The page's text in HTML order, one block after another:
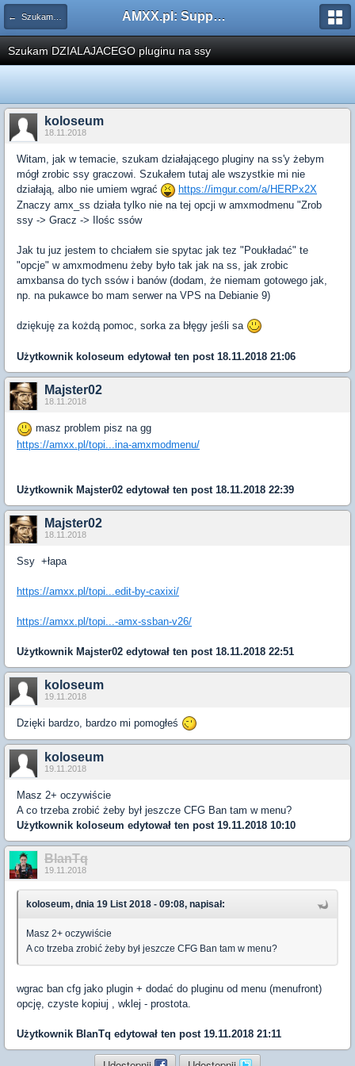
← Szukam pluginu AMXX.pl: Support AMX Mod X i SourceMod
Szukam DZIALAJACEGO pluginu na ssy
koloseum
18.11.2018
Witam, jak w temacie, szukam działającego pluginy na ss'y żebym
mógł zrobic ssy graczowi. Szukałem tutaj ale wszystkie mi nie
działają, albo nie umiem wgrać
https://imgur.com/a/HERPx2X
Znaczy amx_ss działa tylko nie na tej opcji w amxmodmenu "Zrob
ssy -> Gracz -> Ilośc ssów
Jak tu juz jestem to chciałem sie spytac jak tez "Poukładać" te
"opcje" w amxmodmenu żeby było tak jak na ss, jak zrobic
amxbansa do tych ssów i banów (dodam, że niemam gotowego jak,
np. na pukawce bo mam serwer na VPS na Debianie 9)
dziękuję za kożdą pomoc, sorka za błęgy jeśli sa
Użytkownik koloseum edytował ten post 18.11.2018 21:06
Majster02
18.11.2018
masz problem pisz na gg
https://amxx.pl/topi...ina-amxmodmenu/
Użytkownik Majster02 edytował ten post 18.11.2018 22:39
Majster02
18.11.2018
Ssy +łapa
https://amxx.pl/topi...edit-by-caxixi/
https://amxx.pl/topi...-amx-ssban-v26/
Użytkownik Majster02 edytował ten post 18.11.2018 22:51
koloseum
19.11.2018
Dzięki bardzo, bardzo mi pomogłeś
koloseum
19.11.2018
Masz 2+ oczywiście
A co trzeba zrobić żeby był jeszcze CFG Ban tam w menu?
Użytkownik koloseum edytował ten post 19.11.2018 10:10
BlanTq
19.11.2018
koloseum, dnia 19 List 2018 - 09:08, napisał:
Masz 2+ oczywiście
A co trzeba zrobić żeby był jeszcze CFG Ban tam w menu?
wgrac ban cfg jako plugin + dodać do pluginu od menu (menufront)
opcję, czyste kopiuj , wklej - prostota.
Użytkownik BlanTq edytował ten post 19.11.2018 21:11